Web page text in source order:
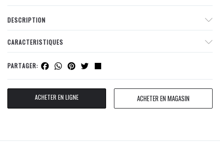
DESCRIPTION
CARACTERISTIQUES
PARTAGER: Facebook
WhatsApp
Pinterest
Twitter
ACHETER EN LIGNE ACHETER EN MAGASIN